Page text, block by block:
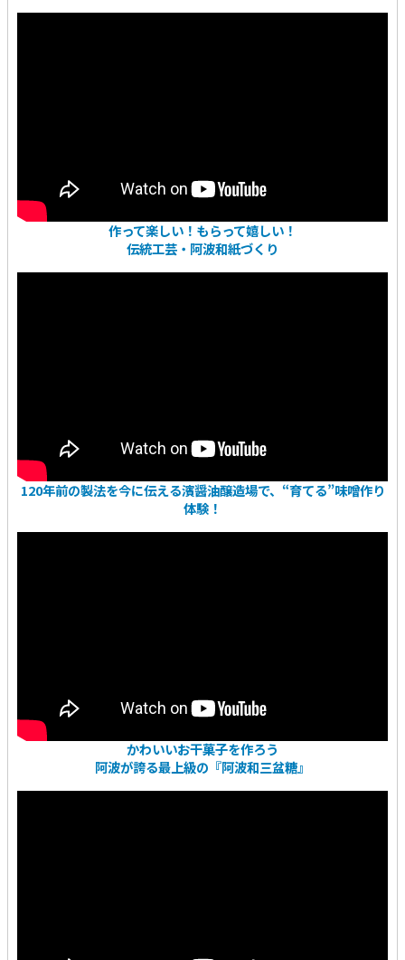
作って楽しい！もらって嬉しい！
伝統工芸・阿波和紙づくり
120年前の製法を今に伝える濱醤油醸造場で、“育てる”味噌作り
体験！
かわいいお干菓子を作ろう
阿波が誇る最上級の『阿波和三盆糖』